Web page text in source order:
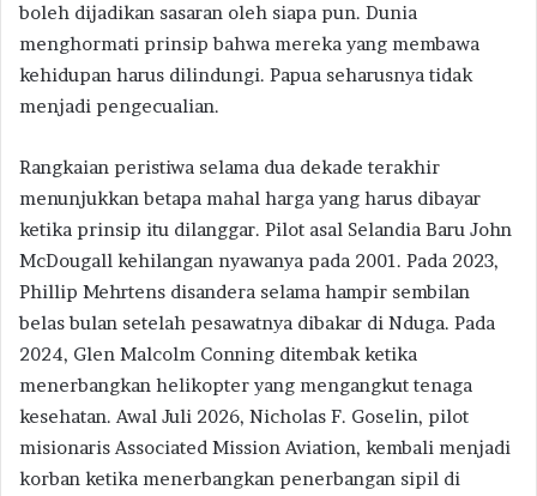
boleh dijadikan sasaran oleh siapa pun. Dunia
menghormati prinsip bahwa mereka yang membawa
kehidupan harus dilindungi. Papua seharusnya tidak
menjadi pengecualian.
Rangkaian peristiwa selama dua dekade terakhir
menunjukkan betapa mahal harga yang harus dibayar
ketika prinsip itu dilanggar. Pilot asal Selandia Baru John
McDougall kehilangan nyawanya pada 2001. Pada 2023,
Phillip Mehrtens disandera selama hampir sembilan
belas bulan setelah pesawatnya dibakar di Nduga. Pada
2024, Glen Malcolm Conning ditembak ketika
menerbangkan helikopter yang mengangkut tenaga
kesehatan. Awal Juli 2026, Nicholas F. Goselin, pilot
misionaris Associated Mission Aviation, kembali menjadi
korban ketika menerbangkan penerbangan sipil di